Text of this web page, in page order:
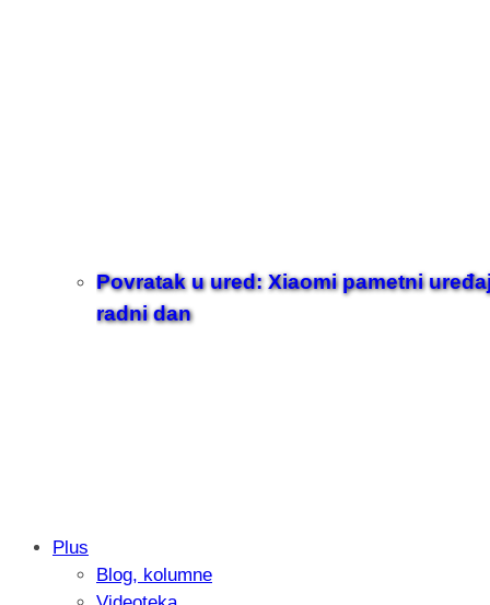
Povratak u ured: Xiaomi pametni
radni dan
Samsung otkrio kako je nastajala
Plus
Blog, kolumne